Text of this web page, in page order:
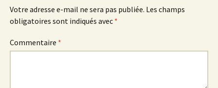
Votre adresse e-mail ne sera pas publiée. Les champs
obligatoires sont indiqués avec *
Commentaire *